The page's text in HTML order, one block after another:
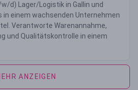
d) Lager/Logistik in Gallin und
in einem wachsenden Unternehmen
Verantworte Warenannahme,
und Qualitätskontrolle in einem
ANZEIGEN